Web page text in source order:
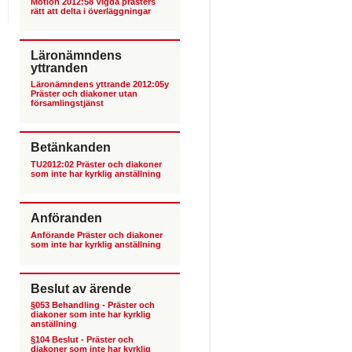
rätt att delta i överläggningar
Läronämndens
yttranden
Läronämndens yttrande 2012:05y
Präster och diakoner utan
församlingstjänst
Betänkanden
TU2012:02 Präster och diakoner
som inte har kyrklig anställning
Anföranden
Anförande Präster och diakoner
som inte har kyrklig anställning
Beslut av ärende
§053 Behandling - Präster och
diakoner som inte har kyrklig
anställning
§104 Beslut - Präster och
diakoner som inte har kyrklig